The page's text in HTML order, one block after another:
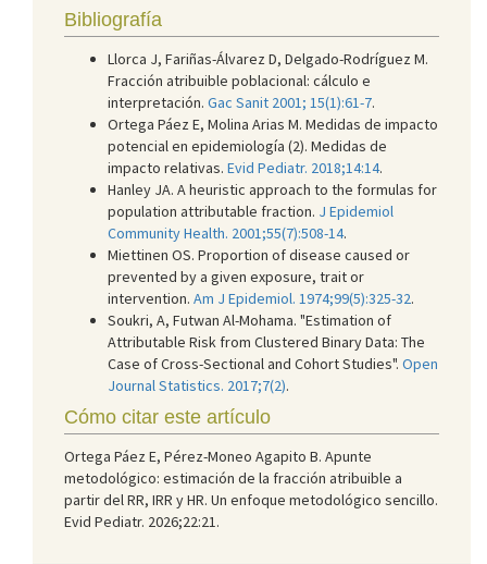
Bibliografía
Llorca J, Fariñas-Álvarez D, Delgado-Rodríguez M.
Fracción atribuible poblacional: cálculo e
interpretación. Gac Sanit 2001; 15(1):61-7.
Ortega Páez E, Molina Arias M. Medidas de impacto
potencial en epidemiología (2). Medidas de
impacto relativas. Evid Pediatr. 2018;14:14.
Hanley JA. A heuristic approach to the formulas for
population attributable fraction. J Epidemiol
Community Health. 2001;55(7):508-14.
Miettinen OS. Proportion of disease caused or
prevented by a given exposure, trait or
intervention. Am J Epidemiol. 1974;99(5):325-32.
Soukri, A, Futwan Al-Mohama. "Estimation of
Attributable Risk from Clustered Binary Data: The
Case of Cross-Sectional and Cohort Studies". Open
Journal Statistics. 2017;7(2).
Cómo citar este artículo
Ortega Páez E, Pérez-Moneo Agapito B. Apunte
metodológico: estimación de la fracción atribuible a
partir del RR, IRR y HR. Un enfoque metodológico sencillo.
Evid Pediatr. 2026;22:21.